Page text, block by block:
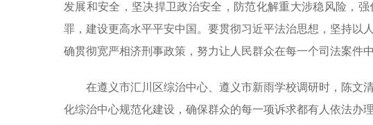
发展和安全，坚决捍卫政治安全，防范化解重大涉稳风险，
罪，建设更高水平平安中国。要贯彻习近平法治思想，坚持以
确贯彻宽严相济刑事政策，努力让人民群众在每一个司法案件
在遵义市汇川区综治中心、遵义市新雨学校调研时，陈文
化综治中心规范化建设，确保群众的每一项诉求都有人依法办